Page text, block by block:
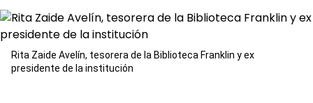
Rita Zaide Avelín, tesorera de la Biblioteca Franklin y ex
presidente de la institución